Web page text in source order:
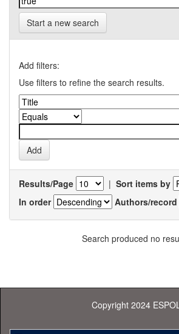
Start a new search
Add filters:
Use filters to refine the search results.
Results/Page | Sort items by
In order
Authors/record
Search produced no
Copyright 2024